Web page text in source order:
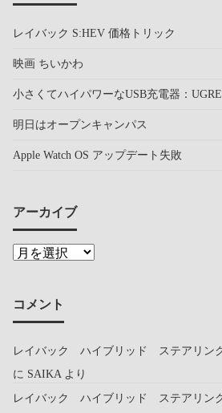
レイバック S:HEV 価格トリック
映画 ちいかわ
小さくてハイパワーなUSB充電器：
明日はオープンキャンパス
Apple Watch OS アップデート失敗
アーカイブ
コメント
レイバック ハイブリッド ステアリン
に SAIKA より
レイバック ハイブリッド ステアリン